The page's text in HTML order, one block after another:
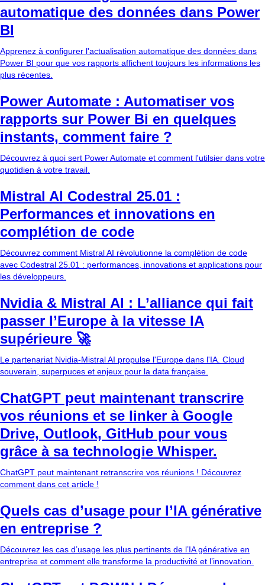
automatique des données dans Power
BI
Apprenez à configurer l'actualisation automatique des données dans
Power BI pour que vos rapports affichent toujours les informations les
plus récentes.
Power Automate : Automatiser vos
rapports sur Power Bi en quelques
instants, comment faire ?
Découvrez à quoi sert Power Automate et comment l'utilsier dans votre
quotidien à votre travail.
Mistral AI Codestral 25.01 :
Performances et innovations en
complétion de code
Découvrez comment Mistral AI révolutionne la complétion de code
avec Codestral 25.01 : performances, innovations et applications pour
les développeurs.
Nvidia & Mistral AI : L’alliance qui fait
passer l’Europe à la vitesse IA
supérieure 🚀
Le partenariat Nvidia-Mistral AI propulse l'Europe dans l'IA. Cloud
souverain, superpuces et enjeux pour la data française.
ChatGPT peut maintenant transcrire
vos réunions et se linker à Google
Drive, Outlook, GitHub pour vous
grâce à sa technologie Whisper.
ChatGPT peut maintenant retranscrire vos réunions ! Découvrez
comment dans cet article !
Quels cas d’usage pour l’IA générative
en entreprise ?
Découvrez les cas d’usage les plus pertinents de l’IA générative en
entreprise et comment elle transforme la productivité et l’innovation.